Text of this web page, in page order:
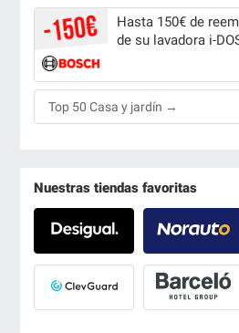
Hasta 150€ de
de su lavadora i-
Top 50 Casa y jardín →
Nuestras tiendas favoritas